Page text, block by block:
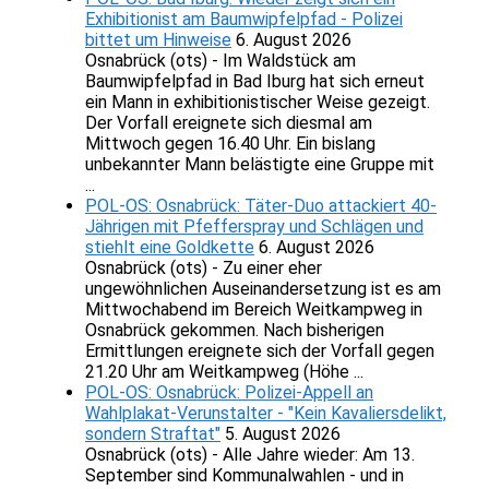
Exhibitionist am Baumwipfelpfad - Polizei
bittet um Hinweise 6. August 2026
Osnabrück (ots) - Im Waldstück am
Baumwipfelpfad in Bad Iburg hat sich erneut
ein Mann in exhibitionistischer Weise gezeigt.
Der Vorfall ereignete sich diesmal am
Mittwoch gegen 16.40 Uhr. Ein bislang
unbekannter Mann belästigte eine Gruppe mit
...
POL-OS: Osnabrück: Täter-Duo attackiert 40-
Jährigen mit Pfefferspray und Schlägen und
stiehlt eine Goldkette 6. August 2026
Osnabrück (ots) - Zu einer eher
ungewöhnlichen Auseinandersetzung ist es am
Mittwochabend im Bereich Weitkampweg in
Osnabrück gekommen. Nach bisherigen
Ermittlungen ereignete sich der Vorfall gegen
21.20 Uhr am Weitkampweg (Höhe ...
POL-OS: Osnabrück: Polizei-Appell an
Wahlplakat-Verunstalter - "Kein Kavaliersdelikt,
sondern Straftat" 5. August 2026
Osnabrück (ots) - Alle Jahre wieder: Am 13.
September sind Kommunalwahlen - und in